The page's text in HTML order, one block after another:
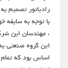
رادیاتور تصمیم
با توجه به
، مهندسان این
این گروه صنعتی